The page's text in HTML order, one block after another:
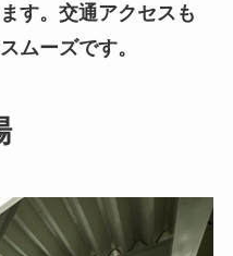
す。交通アクセスも
ムーズです。